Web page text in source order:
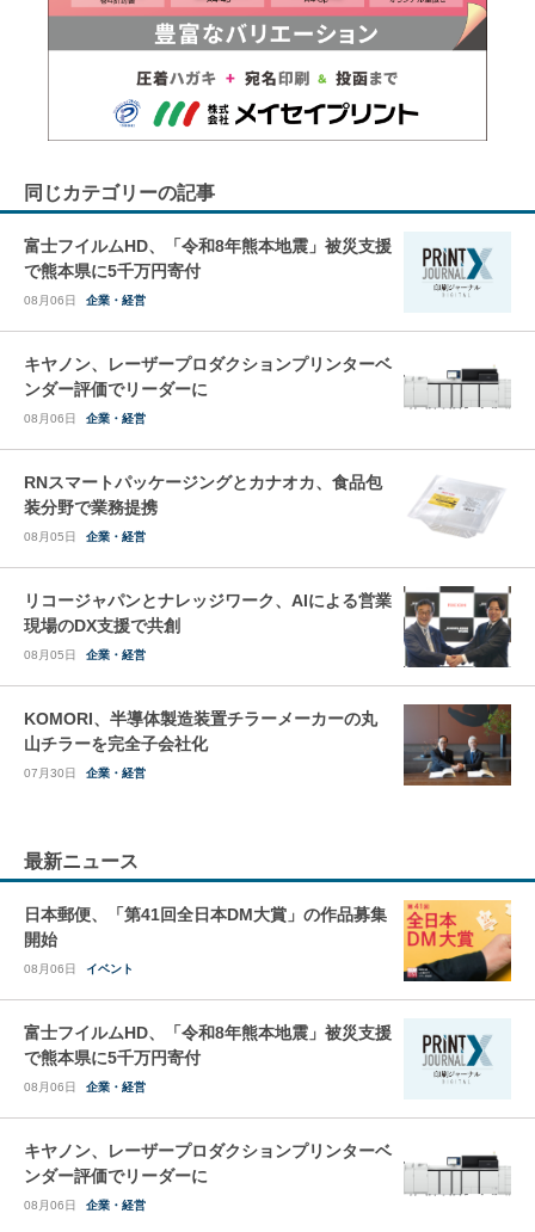
同じカテゴリーの記事
富士フイルムHD、「令和8年熊本地震」被災支援
で熊本県に5千万円寄付
08月06日 企業・経営
キヤノン、レーザープロダクションプリンターベ
ンダー評価でリーダーに
08月06日 企業・経営
RNスマートパッケージングとカナオカ、食品包
装分野で業務提携
08月05日 企業・経営
リコージャパンとナレッジワーク、AIによる営業
現場のDX支援で共創
08月05日 企業・経営
KOMORI、半導体製造装置チラーメーカーの丸
山チラーを完全子会社化
07月30日 企業・経営
最新ニュース
日本郵便、「第41回全日本DM大賞」の作品募集
開始
08月06日 イベント
富士フイルムHD、「令和8年熊本地震」被災支援
で熊本県に5千万円寄付
08月06日 企業・経営
キヤノン、レーザープロダクションプリンターベ
ンダー評価でリーダーに
08月06日 企業・経営